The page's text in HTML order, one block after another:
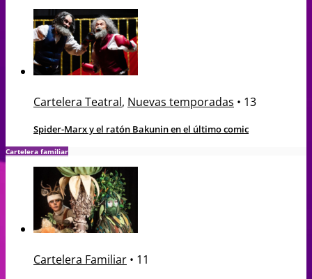
Cartelera Teatral, Nuevas temporadas • 13
Spider-Marx y el ratón Bakunin en el último comic
Cartelera familiar
Cartelera Familiar • 11